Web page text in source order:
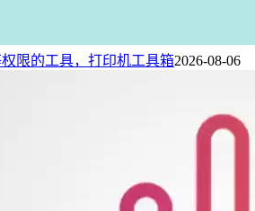
限的工具，打印机工具箱2026-08-06